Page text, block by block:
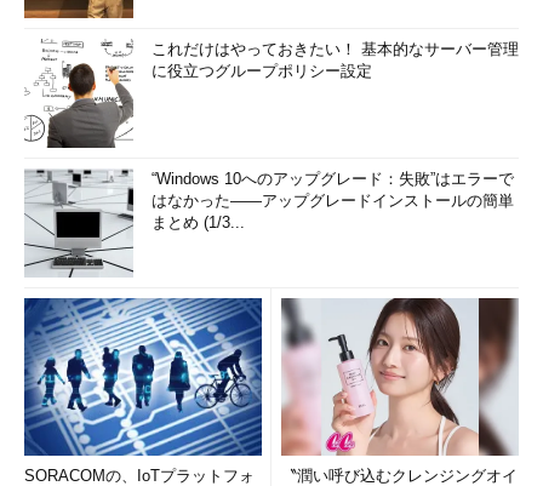
これだけはやっておきたい！ 基本的なサーバー管理
に役立つグループポリシー設定
“Windows 10へのアップグレード：失敗”はエラーで
はなかった――アップグレードインストールの簡単
まとめ (1/3...
SORACOMの、IoTプラットフォ
〝潤い呼び込むクレンジングオイ